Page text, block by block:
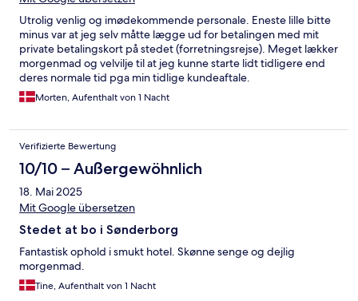
Utrolig venlig og imødekommende personale. Eneste lille bitte
minus var at jeg selv måtte lægge ud for betalingen med mit
private betalingskort på stedet (forretningsrejse). Meget lækker
morgenmad og velvilje til at jeg kunne starte lidt tidligere end
deres normale tid pga min tidlige kundeaftale.
Morten, Aufenthalt von 1 Nacht
Verifizierte Bewertung
10/10 – Außergewöhnlich
18. Mai 2025
Mit Google übersetzen
Stedet at bo i Sønderborg
Fantastisk ophold i smukt hotel. Skønne senge og dejlig
morgenmad.
Tine, Aufenthalt von 1 Nacht